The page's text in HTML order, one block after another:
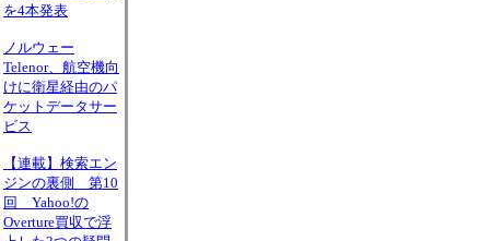
を4本発表
ノルウェー
Telenor、航空機向
けに衛星経由のパ
ケットデータサー
ビス
【連載】検索エン
ジンの裏側 第10
回 Yahoo!の
Overture買収で浮